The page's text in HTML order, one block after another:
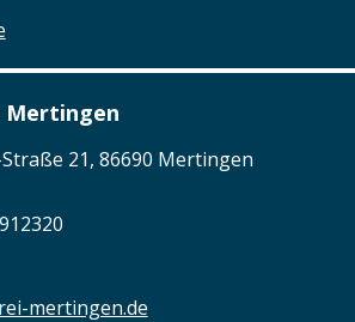
Mertingen
Straße 21, 86690 Mertingen
mertingen.de